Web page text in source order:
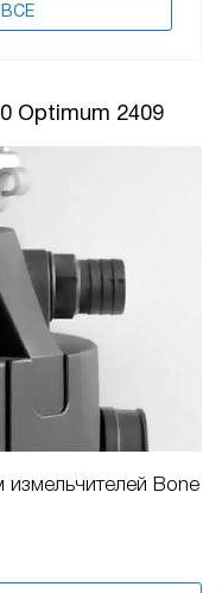
Optimum 2409
измельчителей Bone